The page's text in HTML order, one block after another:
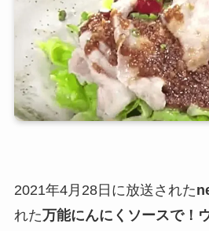
2021年4月28日に放送された
れた万能にんにくソースで！